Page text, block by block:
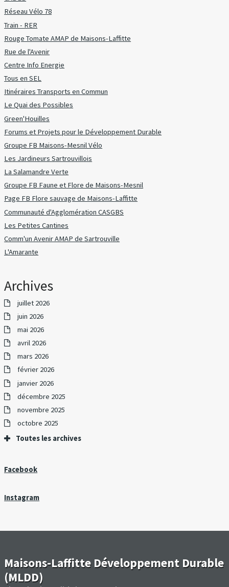
Réseau Vélo 78
Train - RER
Rouge Tomate AMAP de Maisons-Laffitte
Rue de l'Avenir
Centre Info Energie
Tous en SEL
Itinéraires Transports en Commun
Le Quai des Possibles
Green'Houilles
Forums et Projets pour le Développement Durable
Groupe FB Maisons-Mesnil Vélo
Les Jardineurs Sartrouvillois
La Salamandre Verte
Groupe FB Faune et Flore de Maisons-Mesnil
Page FB Flore sauvage de Maisons-Laffitte
Communauté d'Agglomération CASGBS
Les Petites Cantines
Comm'un Avenir AMAP de Sartrouville
L'Amarante
Archives
juillet 2026
juin 2026
mai 2026
avril 2026
mars 2026
février 2026
janvier 2026
décembre 2025
novembre 2025
octobre 2025
Toutes les archives
Facebook
Instagram
Maisons-Laffitte Développement Durable
(MLDD)